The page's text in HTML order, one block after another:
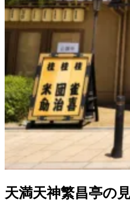
天満天神繁昌亭の